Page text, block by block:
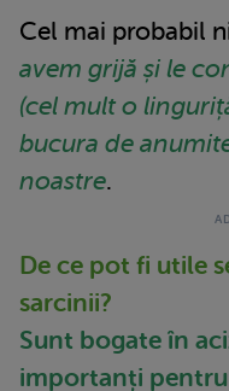
Cel mai probabil
avem grijă și le
(cel mult o
bucura de
noastre.
De ce pot fi utile
sarcinii?
Sunt bogate în
importanți